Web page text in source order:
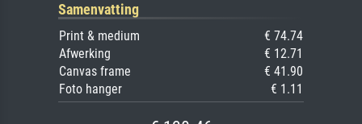
Samenvatting
Print & medium
€ 74.74
Afwerking
€ 12.71
Canvas frame
€ 41.90
Foto hanger
€ 1.11